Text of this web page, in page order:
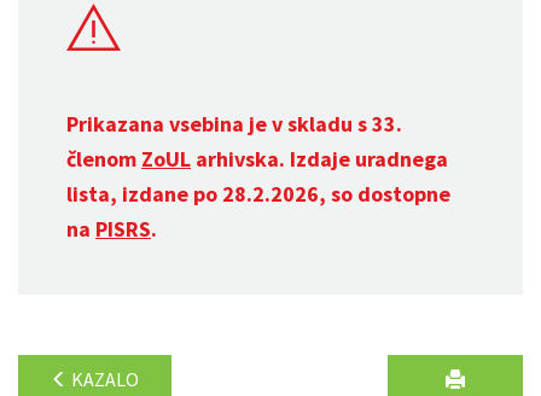
Prikazana vsebina je v skladu s 33.
členom ZoUL arhivska. Izdaje uradnega
lista, izdane po 28.2.2026, so dostopne
na PISRS.
KAZALO